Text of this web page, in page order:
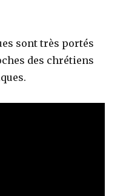
sont très portés
des chrétiens